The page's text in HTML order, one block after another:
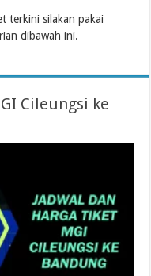
terkini silakan pakai
dibawah ini.
Cileungsi ke